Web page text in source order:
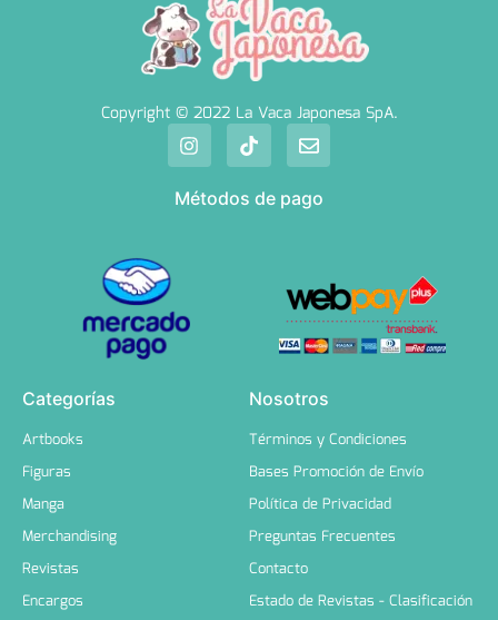
Copyright © 2022 La Vaca Japonesa SpA.
Métodos de pago
Categorías
Artbooks
Figuras
Manga
Merchandising
Revistas
Encargos
Nosotros
Términos y Condiciones
Bases Promoción de Envío
Política de Privacidad
Preguntas Frecuentes
Contacto
Estado de Revistas - Clasificación